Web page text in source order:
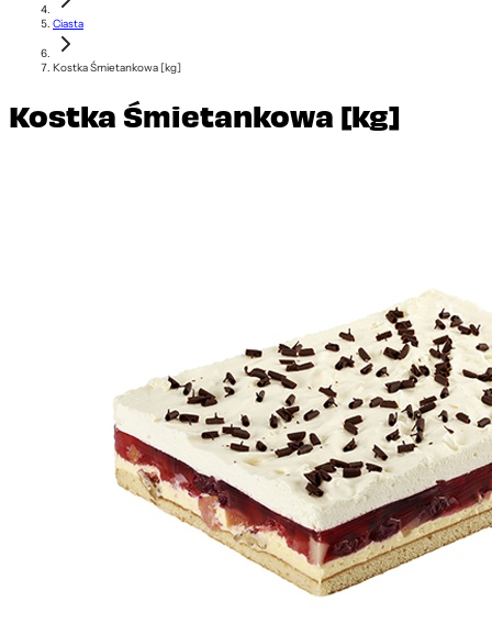
Ciasta
Kostka Śmietankowa [kg]
Kostka Śmietankowa [kg]